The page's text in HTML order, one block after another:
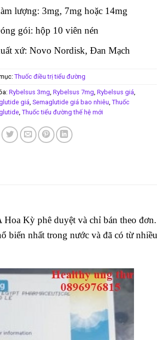
lượng: 3mg, 7mg hoặc 14mg
gói: hộp 10 viên nén
xứ: Novo Nordisk, Đan Mạch
Thuốc điều trị tiểu đường
Rybelsus 3mg Rybelsus 7mg Rybelsus giá
giá Semaglutide giá bao nhiêu Thuốc
, Thuốc tiểu đường thế hệ mới
Kỳ phê duyệt và chỉ bán theo đơn.
biến nhất trong nước và đã có từ nhiều